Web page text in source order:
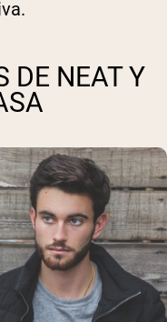
DE NEAT Y